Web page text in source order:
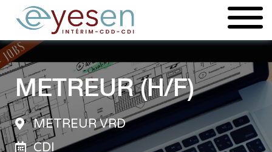
Aller
contenu
METREUR (H/F)
METREUR VRD
CDI